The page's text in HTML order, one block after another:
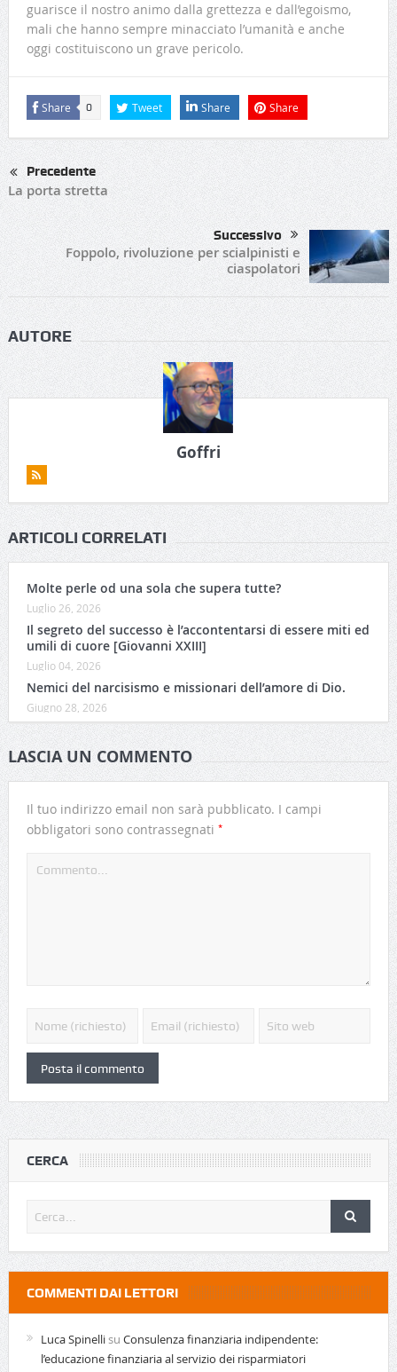
guarisce il nostro animo dalla grettezza e dall’egoismo,
mali che hanno sempre minacciato l’umanità e anche
oggi costituiscono un grave pericolo.
Share 0 Tweet Share Share
Precedente
La porta stretta
Successivo
Foppolo, rivoluzione per scialpinisti e
ciaspolatori
AUTORE
Goffri
ARTICOLI CORRELATI
Molte perle od una sola che supera tutte?
Luglio 26, 2026
Il segreto del successo è l’accontentarsi di essere miti ed
umili di cuore [Giovanni XXIII]
Luglio 04, 2026
Nemici del narcisismo e missionari dell’amore di Dio.
Giugno 28, 2026
LASCIA UN COMMENTO
Il tuo indirizzo email non sarà pubblicato. I campi
obbligatori sono contrassegnati *
CERCA
COMMENTI DAI LETTORI
Luca Spinellisu Consulenza finanziaria indipendente:
l’educazione finanziaria al servizio dei risparmiatori